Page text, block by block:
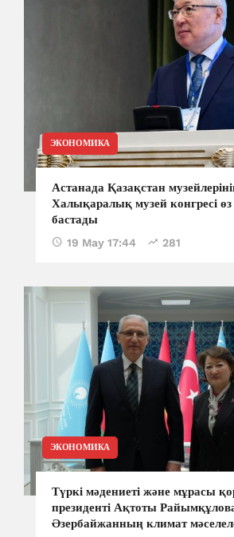
ЭКОНОМИКА
Астанада Қазақстан
Халықаралық музей конгресі
бастады
19 May 17:44 281
ЭКОНОМИКА
Түркі мәдениеті және мұрасы
президенті Ақтоты
Әзербайжанның климат